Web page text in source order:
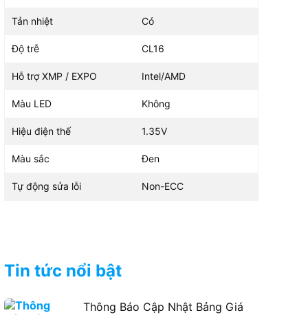
Tản nhiệt Có
Độ trễ CL16
Hỗ trợ XMP / EXPO Intel/AMD
Màu LED Không
Hiệu điện thế 1.35V
Màu sắc Đen
Tự động sửa lỗi Non-ECC
Tin tức nổi bật
Thông Báo Cập Nhật Bảng Giá